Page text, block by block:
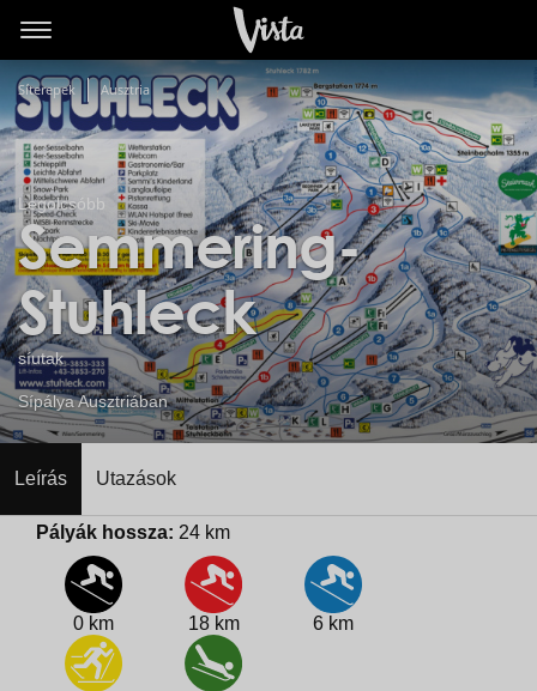
Síterepek Ausztria
Legolcsóbb
Semmering-
Stuhleck
síutak
Sípálya Ausztriában
Leírás Utazások
Pályák hossza: 24 km
0 km 18 km 6 km